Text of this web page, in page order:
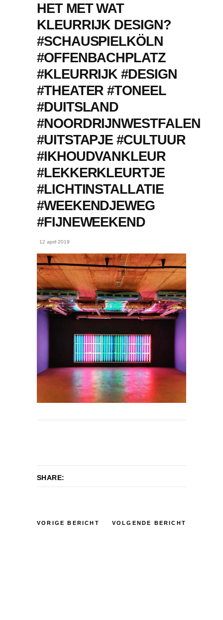
HET MET WAT
KLEURRIJK DESIGN?
#SCHAUSPIELKÖLN
#OFFENBACHPLATZ
#KLEURRIJK #DESIGN
#THEATER #TONEEL
#DUITSLAND
#NOORDRIJNWESTFALEN
#UITSTAPJE #CULTUUR
#IKHOUDVANKLEUR
#LEKKERKLEURTJE
#LICHTINSTALLATIE
#WEEKENDJEWEG
#FIJNEWEEKEND
12 april 2019
SHARE:
VORIGE BERICHT VOLGENDE BERICHT